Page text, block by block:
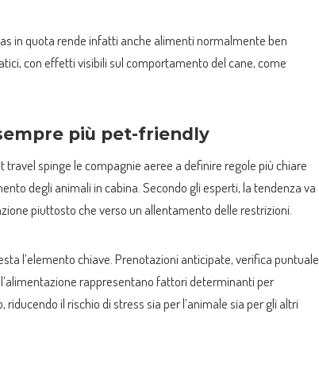
in quota rende infatti anche alimenti normalmente ben
con effetti visibili sul comportamento del cane, come
più pet-friendly
spinge le compagnie aeree a definire regole più chiare
degli animali in cabina. Secondo gli esperti, la tendenza va
piuttosto che verso un allentamento delle restrizioni.
l’elemento chiave. Prenotazioni anticipate, verifica puntuale
rappresentano fattori determinanti per
il rischio di stress sia per l’animale sia per gli altri